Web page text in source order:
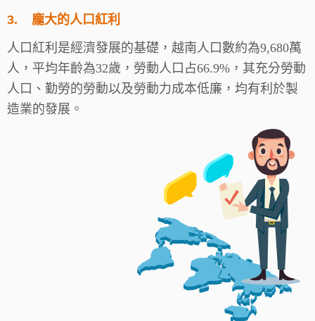
3.
龐大的人口紅利
人口紅利是經濟發展的基礎，越南人口數約為9,680萬
人，平均年齡為32歲，勞動人口占66.9%，其充分勞動
人口、勤勞的勞動以及勞動力成本低廉，均有利於製
造業的發展。